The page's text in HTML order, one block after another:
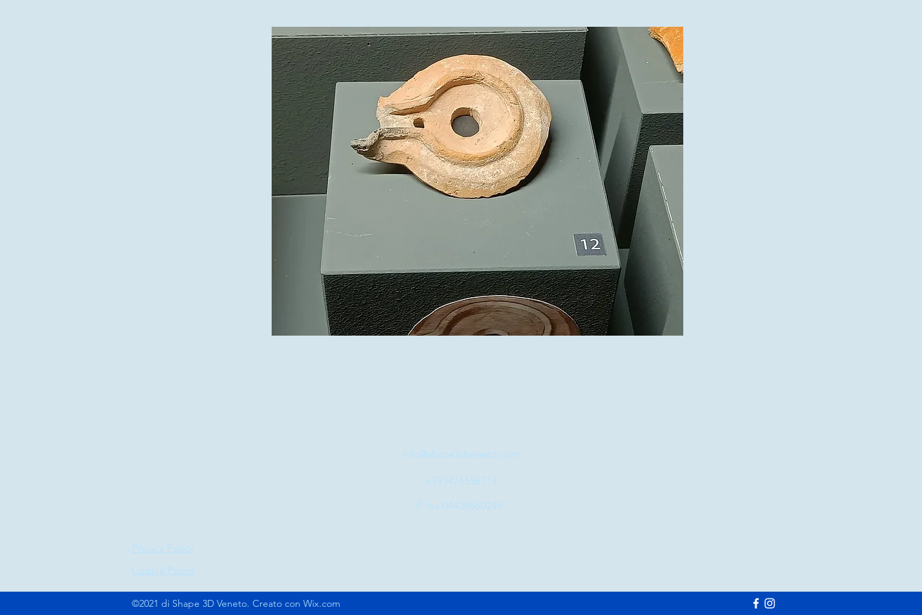
info@shape3dveneto.com
+393476558714
P. Iva 04428560249
Privacy Policy
Cookie Policy
©2021 di Shape 3D Veneto. Creato con Wix.com